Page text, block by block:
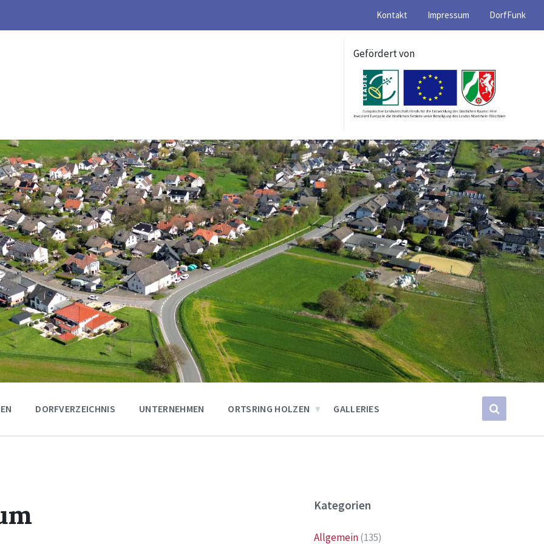
Kontakt Impressum DorfFunk
Gefördert von
DORFVERZEICHNIS UNTERNEHMEN ORTSRING HOLZEN GALLERIES
Kategorien
Allgemein(135)